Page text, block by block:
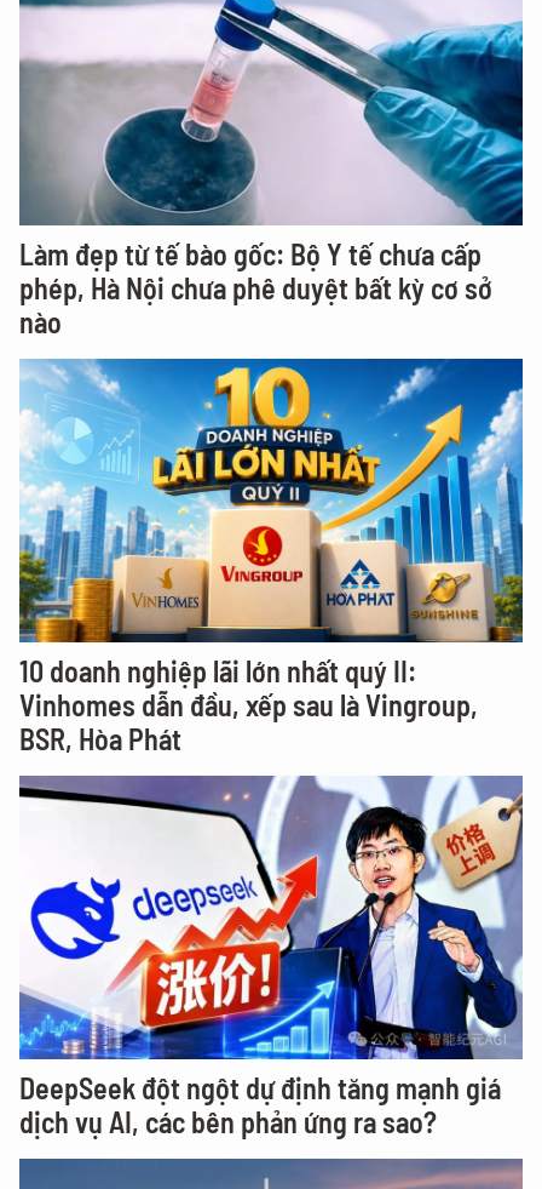
Làm đẹp từ tế bào gốc: Bộ Y tế chưa cấp
phép, Hà Nội chưa phê duyệt bất kỳ cơ sở
nào
10 doanh nghiệp lãi lớn nhất quý II:
Vinhomes dẫn đầu, xếp sau là Vingroup,
BSR, Hòa Phát
DeepSeek đột ngột dự định tăng mạnh giá
dịch vụ AI, các bên phản ứng ra sao?